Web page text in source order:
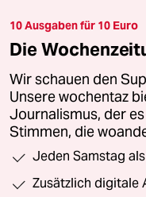
10 Ausgaben für 10 Euro
Die
Wir schauen den
Unsere wochentaz
Journalismus, der
Stimmen, die
Jeden Samstag
Zusätzlich digitale